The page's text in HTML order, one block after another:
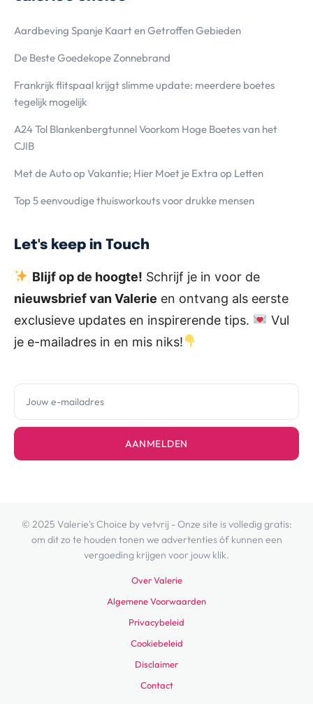
Aardbeving Spanje Kaart en Getroffen Gebieden
De Beste Goedekope Zonnebrand
Frankrijk flitspaal krijgt slimme update: meerdere boetes
tegelijk mogelijk
A24 Tol Blankenbergtunnel Voorkom Hoge Boetes van het
CJIB
Met de Auto op Vakantie; Hier Moet je Extra op Letten
Top 5 eenvoudige thuisworkouts voor drukke mensen
Let's keep in Touch
Blijf op de hoogte! Schrijf je in voor de
nieuwsbrief van Valerie en ontvang als eerste
exclusieve updates en inspirerende tips.
Vul
je e-mailadres in en mis niks!
AANMELDEN
© 2025 Valerie's Choice by vetvrij - Onze site is volledig gratis:
om dit zo te houden tonen we advertenties óf kunnen een
vergoeding krijgen voor jouw klik.
Over Valerie
Algemene Voorwaarden
Privacybeleid
Cookiebeleid
Disclaimer
Contact